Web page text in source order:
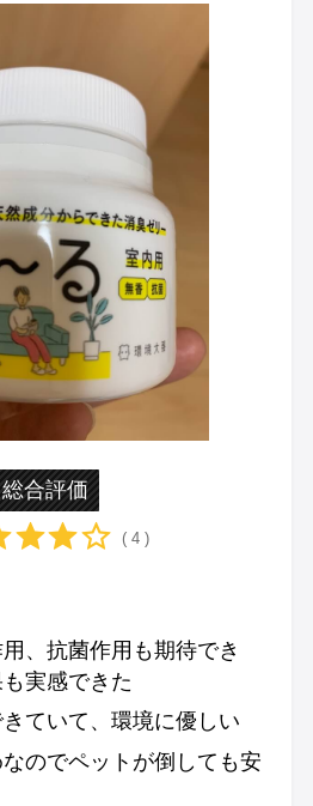
総合評価
( 4 )
、抗菌作用も期待でき
実感できた
ていて、環境に優しい
のでペットが倒しても安